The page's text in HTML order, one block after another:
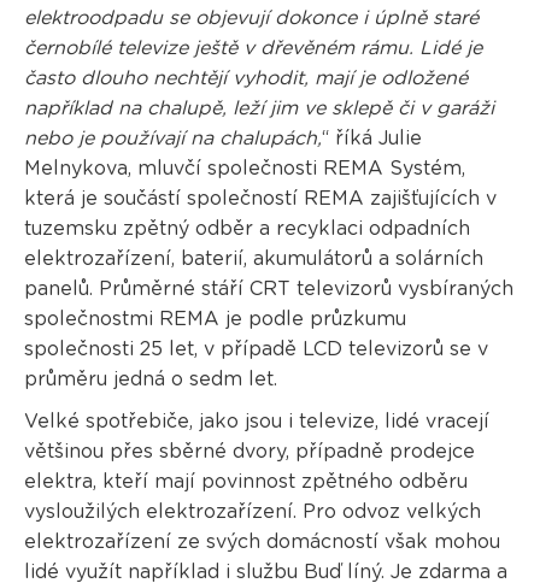
elektroodpadu se objevují dokonce i úplně staré
černobílé televize ještě v dřevěném rámu. Lidé je
často dlouho nechtějí vyhodit, mají je odložené
například na chalupě, leží jim ve sklepě či v garáži
nebo je používají na chalupách,“ říká Julie
Melnykova, mluvčí společnosti REMA Systém,
která je součástí společností REMA zajišťujících v
tuzemsku zpětný odběr a recyklaci odpadních
elektrozařízení, baterií, akumulátorů a solárních
panelů. Průměrné stáří CRT televizorů vysbíraných
společnostmi REMA je podle průzkumu
společnosti 25 let, v případě LCD televizorů se v
průměru jedná o sedm let.
Velké spotřebiče, jako jsou i televize, lidé vracejí
většinou přes sběrné dvory, případně prodejce
elektra, kteří mají povinnost zpětného odběru
vysloužilých elektrozařízení. Pro odvoz velkých
elektrozařízení ze svých domácností však mohou
lidé využít například i službu Buď líný. Je zdarma a